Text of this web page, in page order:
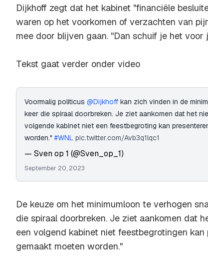
Dijkhoff zegt dat het kabinet "financiële
waren op het voorkomen of verzachten van
mee door blijven gaan. "Dan schuif je het voor
Tekst gaat verder onder video
Voormalig politicus @Dijkhoff kan zich vinden in de
keer die spiraal doorbreken. Je ziet aankomen dat het
volgende kabinet niet een feestbegroting kan
worden." #WNL pic.twitter.com/Avb3q1lqc1
— Sven op 1 (@Sven_op_1)
September 20, 2023
De keuze om het minimumloon te verhogen
die spiraal doorbreken. Je ziet aankomen dat
een volgend kabinet niet feestbegrotingen
gemaakt moeten worden."